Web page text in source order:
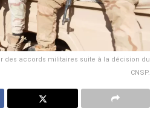
des accords militaires suite à la décision du
CNSP.